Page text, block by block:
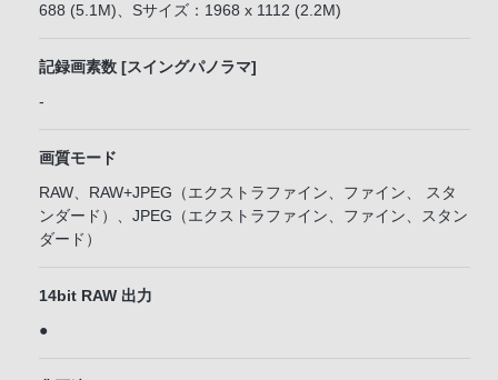
688 (5.1M)、Sサイズ：1968 x 1112 (2.2M)
記録画素数 [スイングパノラマ]
-
画質モード
RAW、RAW+JPEG（エクストラファイン、ファイン、 スタ
ンダード）、JPEG（エクストラファイン、ファイン、スタン
ダード）
14bit RAW 出力
●